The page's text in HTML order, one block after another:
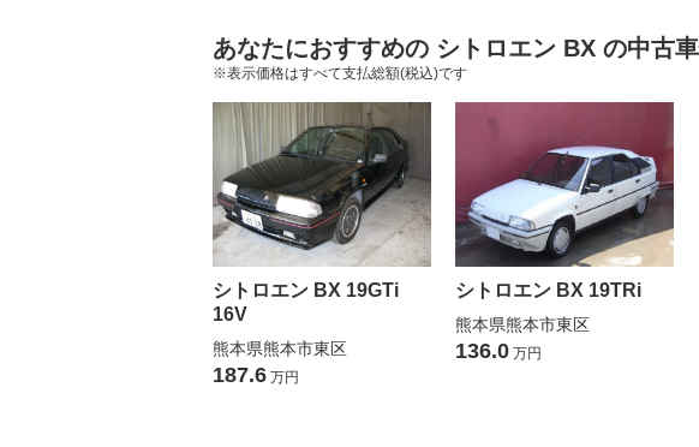
あなたにおすすめの シトロエン BX の中古
※表示価格はすべて支払総額(税込)です
シトロエン BX 19GTi
16V
熊本県熊本市東区
187.6 万円
シトロエン BX 19TRi
熊本県熊本市東区
136.0 万円